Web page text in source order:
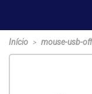
Início > mouse-usb-